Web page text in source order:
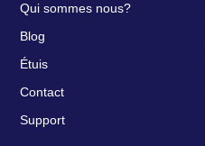
Qui sommes nous?
Blog
Étuis
Contact
Support